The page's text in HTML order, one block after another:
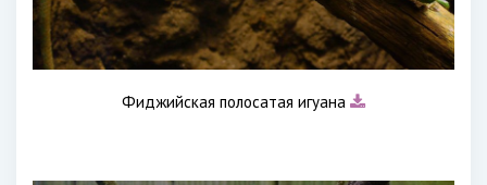
Фиджийская полосатая игуана